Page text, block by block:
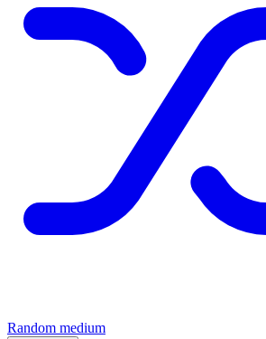
Random medium